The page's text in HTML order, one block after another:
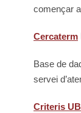
començar
Cercaterm
Base de
servei
Criteris UB